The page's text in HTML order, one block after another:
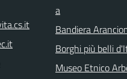
a
Bandiera
Borghi più belli
Museo Etnico